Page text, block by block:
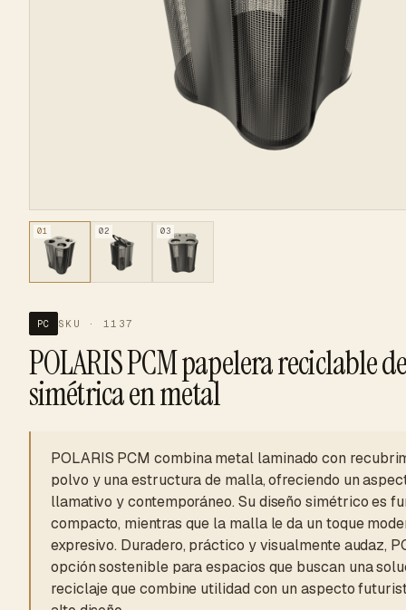
01 02 03
PC SKU · 1137
POLARIS PCM papelera reciclable
simétrica en metal
POLARIS PCM combina metal laminado con
polvo y una estructura de malla, ofreciendo un
llamativo y contemporáneo. Su diseño simétrico es
compacto, mientras que la malla le da un toque
expresivo. Duradero, práctico y visualmente audaz,
opción sostenible para espacios que buscan una
reciclaje que combine utilidad con un aspecto